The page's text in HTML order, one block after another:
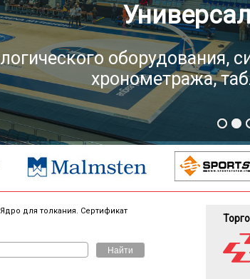
оборудования,
хронометража,
Ядро для толкания. Сертификат
Найти